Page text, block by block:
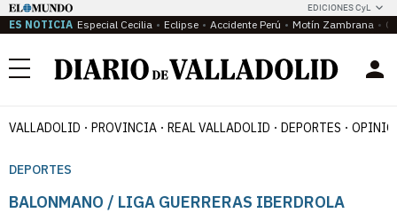
EDICIONES CyL
ES NOTICIA Especial Cecilia Eclipse Accidente Perú Motín Zambrana
Menú
VALLADOLID PROVINCIA REAL VALLADOLID DEPORTES
DEPORTES
BALONMANO / LIGA GUERRERAS IBERDROLA